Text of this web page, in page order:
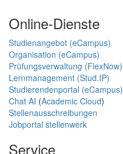
Online-Dienste
Studienangebot (eCampus)
Organisation (eCampus)
Prüfungsverwaltung (FlexNow)
Lernmanagement (Stud.IP)
Studierendenportal (eCampus)
Chat AI (Academic Cloud)
Stellenausschreibungen
Jobportal stellenwerk
Service